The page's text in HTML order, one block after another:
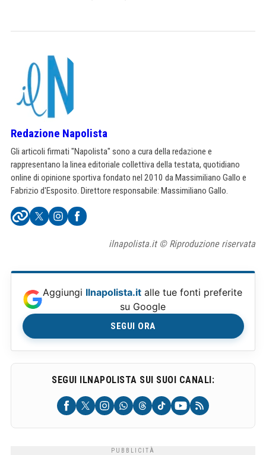
Redazione Napolista
Gli articoli firmati "Napolista" sono a cura della redazione e
rappresentano la linea editoriale collettiva della testata, quotidiano
online di opinione sportiva fondato nel 2010 da Massimiliano Gallo e
Fabrizio d'Esposito. Direttore responsabile: Massimiliano Gallo.
ilnapolista.it © Riproduzione riservata
Aggiungi Ilnapolista.it alle tue fonti preferite
su Google
SEGUI ORA
SEGUI ILNAPOLISTA SUI SUOI CANALI: